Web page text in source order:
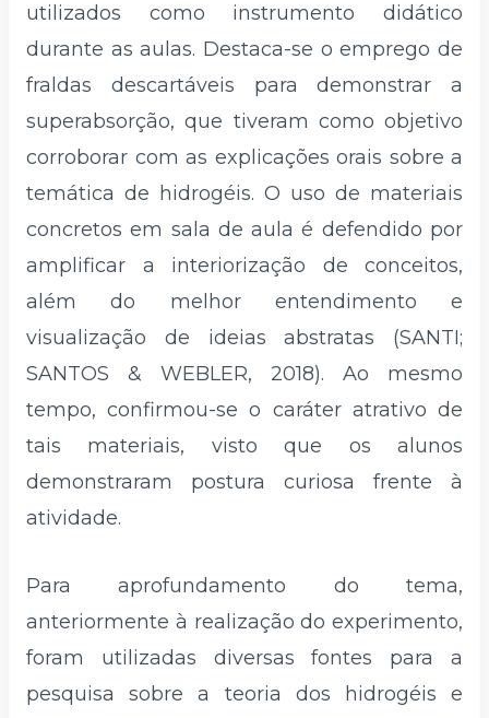
utilizados como instrumento didático
durante as aulas. Destaca-se o emprego de
fraldas descartáveis para demonstrar a
superabsorção, que tiveram como objetivo
corroborar com as explicações orais sobre a
temática de hidrogéis. O uso de materiais
concretos em sala de aula é defendido por
amplificar a interiorização de conceitos,
além do melhor entendimento e
visualização de ideias abstratas (SANTI;
SANTOS & WEBLER, 2018). Ao mesmo
tempo, confirmou-se o caráter atrativo de
tais materiais, visto que os alunos
demonstraram postura curiosa frente à
atividade.
Para aprofundamento do tema,
anteriormente à realização do experimento,
foram utilizadas diversas fontes para a
pesquisa sobre a teoria dos hidrogéis e